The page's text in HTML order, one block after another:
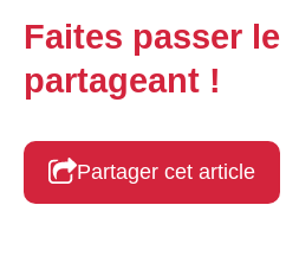
Faites passer
partageant !
Partager cet article